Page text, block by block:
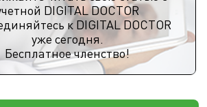
DIGITAL DOCTOR
к DIGITAL DOCTOR
уже сегодня.
Бесплатное членство!